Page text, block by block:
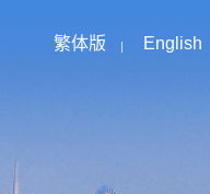
繁体版 English